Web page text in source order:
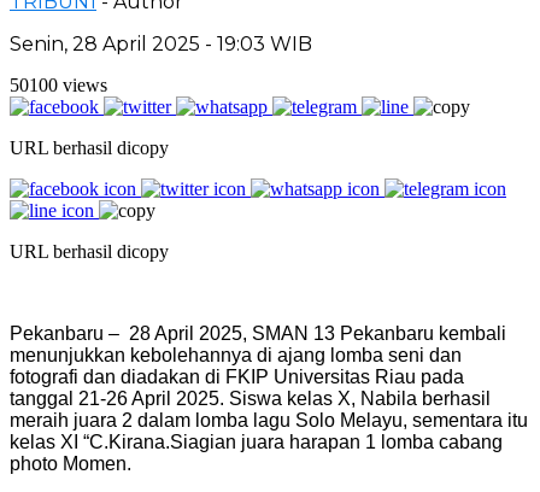
Senin, 28 April 2025 - 19:03 WIB
50100 views
URL berhasil dicopy
URL berhasil dicopy
Pekanbaru – 28 April 2025, SMAN 13 Pekanbaru kembali
menunjukkan kebolehannya di ajang lomba seni dan
fotografi dan diadakan di FKIP Universitas Riau pada
tanggal 21-26 April 2025. Siswa kelas X, Nabila berhasil
meraih juara 2 dalam lomba lagu Solo Melayu, sementara itu
kelas XI “C.Kirana.Siagian juara harapan 1 lomba cabang
photo Momen.